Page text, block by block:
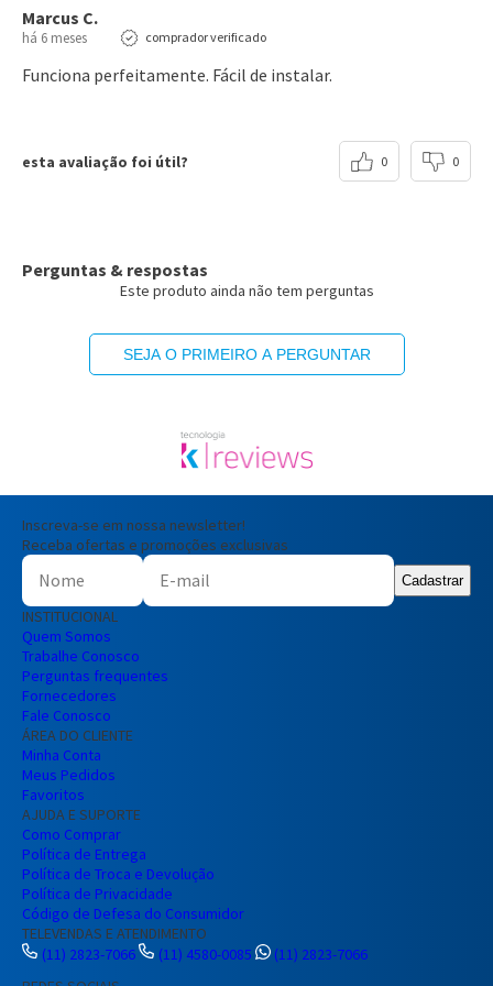
Marcus C.
há 6 meses comprador verificado
Funciona perfeitamente. Fácil de instalar.
esta avaliação foi útil? 0 0
Perguntas & respostas
Este produto ainda não tem perguntas
SEJA O PRIMEIRO A PERGUNTAR
Inscreva-se em nossa newsletter!
Receba ofertas e promoções exclusivas
Cadastrar
INSTITUCIONAL
Quem Somos
Trabalhe Conosco
Perguntas frequentes
Fornecedores
Fale Conosco
ÁREA DO CLIENTE
Minha Conta
Meus Pedidos
Favoritos
AJUDA E SUPORTE
Como Comprar
Política de Entrega
Política de Troca e Devolução
Política de Privacidade
Código de Defesa do Consumidor
TELEVENDAS E ATENDIMENTO
(11) 2823-7066
(11) 4580-0085
(11) 2823-7066